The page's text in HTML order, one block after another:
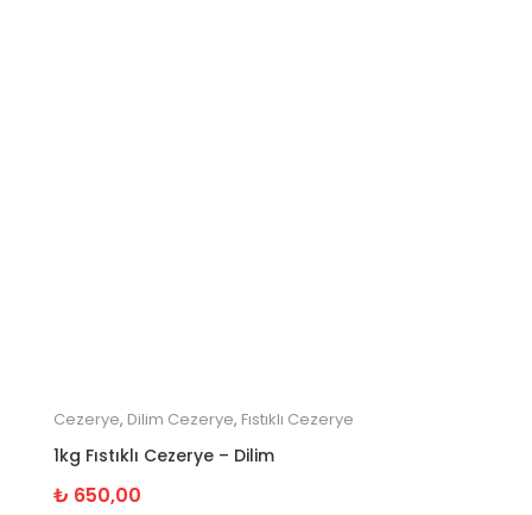
Cezerye, Dilim Cezerye, Fıstıklı Cezerye
1kg Fıstıklı Cezerye – Dilim
₺ 650,00